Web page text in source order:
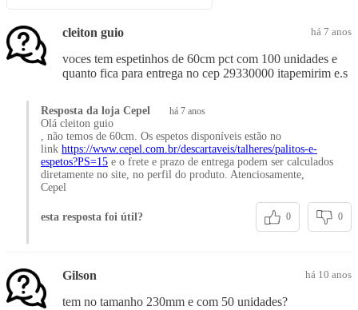
cleiton guio há 7 anos
voces tem espetinhos de 60cm pct com 100 unidades e
quanto fica para entrega no cep 29330000 itapemirim e.s
Resposta da loja Cepel há 7 anos
Olá cleiton guio
, não temos de 60cm. Os espetos disponíveis estão no
link https://www.cepel.com.br/descartaveis/talheres/palitos-e-
espetos?PS=15 e o frete e prazo de entrega podem ser calculados
diretamente no site, no perfil do produto. Atenciosamente,
Cepel
esta resposta foi útil? 0 0
Gilson há 10 anos
tem no tamanho 230mm e com 50 unidades?